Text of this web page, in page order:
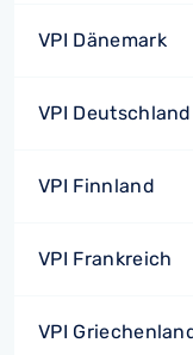
VPI Dänemark
VPI Deutschland
VPI Finnland
VPI Frankreich
VPI